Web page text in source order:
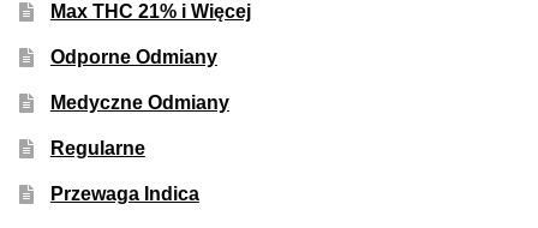
Max THC 21% i Więcej
Odporne Odmiany
Medyczne Odmiany
Regularne
Przewaga Indica